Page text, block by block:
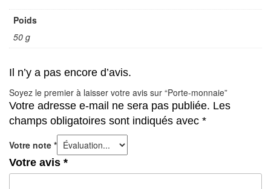
Poids
50 g
Il n’y a pas encore d’avis.
Soyez le premier à laisser votre avis sur “Porte-monnaie”
Votre adresse e-mail ne sera pas publiée. Les
champs obligatoires sont indiqués avec *
Votre note *
Votre avis *